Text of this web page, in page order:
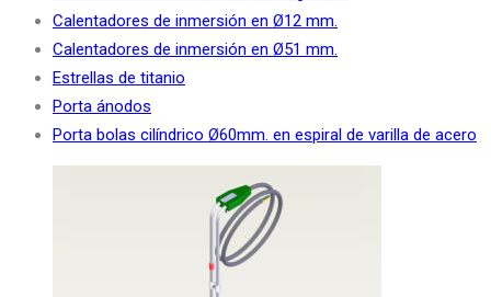
Calentadores de inmersión en Ø12 mm.
Calentadores de inmersión en Ø51 mm.
Estrellas de titanio
Porta ánodos
Porta bolas cilíndrico Ø60mm. en espiral de varilla de acero